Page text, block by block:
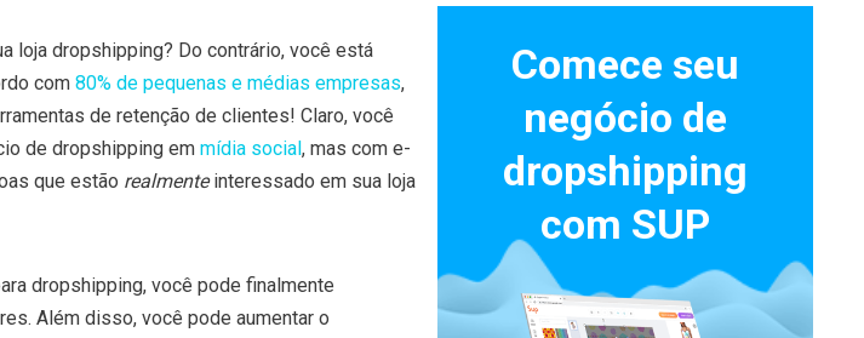
loja dropshipping? Do contrário, você está
com 80% de pequenas e médias empresas,
de retenção de clientes! Claro, você
de dropshipping em mídia social, mas com e-
que estão realmenteinteressado em sua loja
dropshipping, você pode finalmente
Além disso, você pode aumentar o
Comece seu
negócio de
dropshipping
com SUP